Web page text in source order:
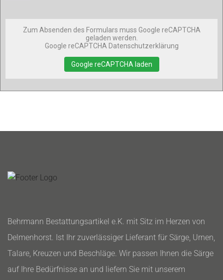
Zum Absenden des Formulars muss Google reCAPTCHA
geladen werden.
Google reCAPTCHA Datenschutzerklärung
Google reCAPTCHA laden
Behrmann Bestattungsartikel e.K. mit Sitz im Herzen von
Delmenhorst. Ist Ihr zuverlässiger Lieferant für Särge, Urnen,
Talare, Kreuzen und Beschläge. Wir passen Ihnen die Särge
auf Ihre Bedürfnisse an und liefern Sie mit unserem